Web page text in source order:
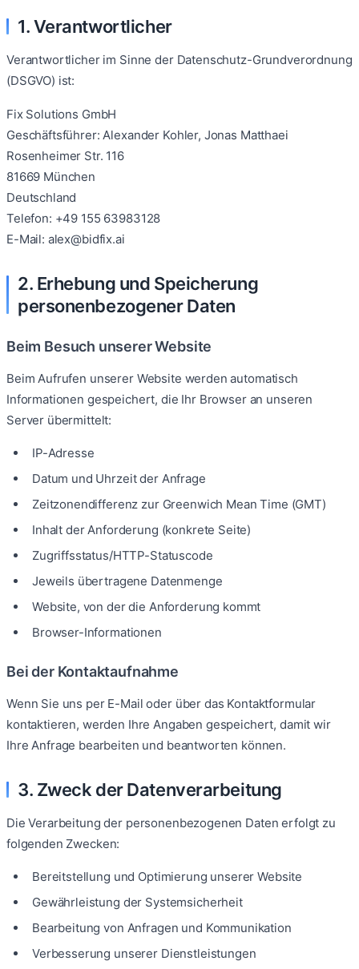
1. Verantwortlicher
Verantwortlicher im Sinne der Datenschutz-Grundverordnung
(DSGVO) ist:
Fix Solutions GmbH
Geschäftsführer: Alexander Kohler, Jonas Matthaei
Rosenheimer Str. 116
81669 München
Deutschland
Telefon: +49 155 63983128
E-Mail: alex@bidfix.ai
2. Erhebung und Speicherung
personenbezogener Daten
Beim Besuch unserer Website
Beim Aufrufen unserer Website werden automatisch
Informationen gespeichert, die Ihr Browser an unseren
Server übermittelt:
IP-Adresse
Datum und Uhrzeit der Anfrage
Zeitzonendifferenz zur Greenwich Mean Time (GMT)
Inhalt der Anforderung (konkrete Seite)
Zugriffsstatus/HTTP-Statuscode
Jeweils übertragene Datenmenge
Website, von der die Anforderung kommt
Browser-Informationen
Bei der Kontaktaufnahme
Wenn Sie uns per E-Mail oder über das Kontaktformular
kontaktieren, werden Ihre Angaben gespeichert, damit wir
Ihre Anfrage bearbeiten und beantworten können.
3. Zweck der Datenverarbeitung
Die Verarbeitung der personenbezogenen Daten erfolgt zu
folgenden Zwecken:
Bereitstellung und Optimierung unserer Website
Gewährleistung der Systemsicherheit
Bearbeitung von Anfragen und Kommunikation
Verbesserung unserer Dienstleistungen